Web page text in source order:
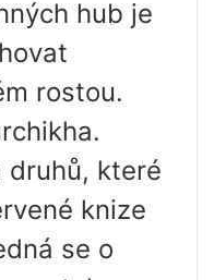
hub je
rostou.
druhů, které
knize
se o